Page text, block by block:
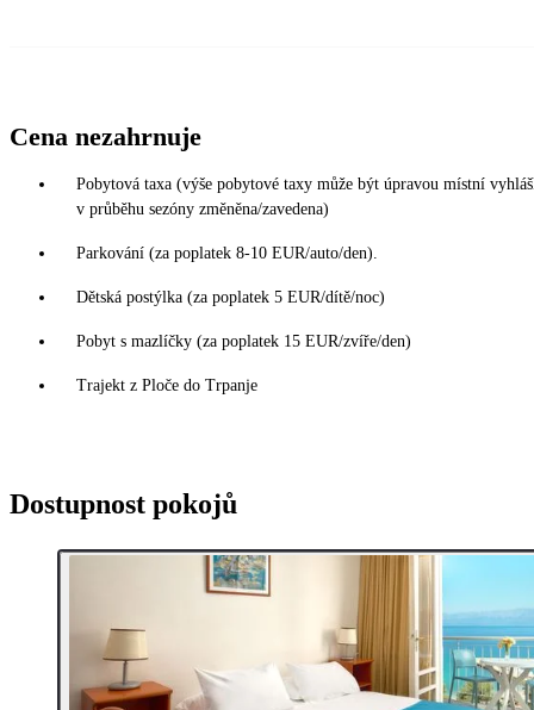
Cena nezahrnuje
Pobytová taxa (výše pobytové taxy může být úpravou místní
v průběhu sezóny změněna/zavedena)
Parkování (za poplatek 8-10 EUR/auto/den).
Dětská postýlka (za poplatek 5 EUR/dítě/noc)
Pobyt s mazlíčky (za poplatek 15 EUR/zvíře/den)
Trajekt z Ploče do Trpanje
Dostupnost pokojů